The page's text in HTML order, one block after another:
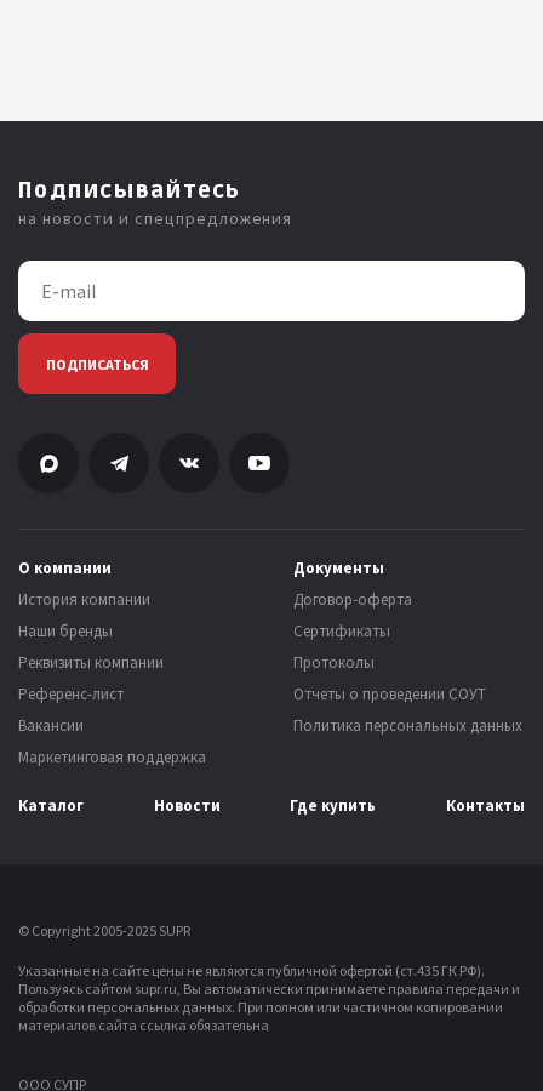
Подписывайтесь
на новости и спецпредложения
ПОДПИСАТЬСЯ
О компании
История компании
Наши бренды
Реквизиты компании
Референс-лист
Вакансии
Маркетинговая поддержка
Документы
Договор-оферта
Сертификаты
Протоколы
Отчеты о проведении СОУТ
Политика персональных данных
Каталог Новости Где купить Контакты
© Copyright 2005-2025 SUPR
Указанные на сайте цены не являются публичной офертой (ст.435 ГК РФ).
Пользуясь сайтом supr.ru, Вы автоматически принимаете правила передачи и
обработки персональных данных. При полном или частичном копировании
материалов сайта ссылка обязательна
OOO СУПР